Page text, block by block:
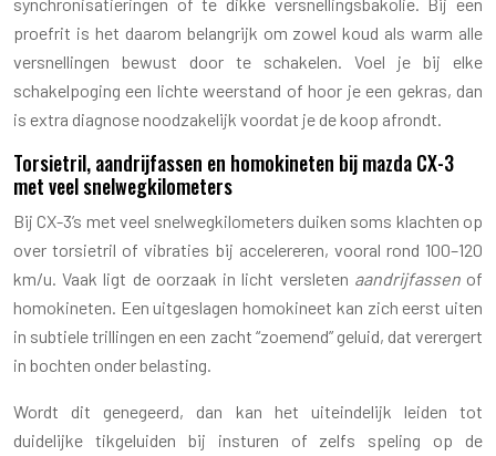
proefrit is het daarom belangrijk om zowel koud als warm alle
versnellingen bewust door te schakelen. Voel je bij elke
schakelpoging een lichte weerstand of hoor je een gekras, dan
is extra diagnose noodzakelijk voordat je de koop afrondt.
Torsietril, aandrijfassen en homokineten bij mazda CX-3
met veel snelwegkilometers
Bij CX-3’s met veel snelwegkilometers duiken soms klachten op
over torsietril of vibraties bij accelereren, vooral rond 100–120
km/u. Vaak ligt de oorzaak in licht versleten aandrijfassenof
homokineten. Een uitgeslagen homokineet kan zich eerst uiten
in subtiele trillingen en een zacht “zoemend” geluid, dat verergert
in bochten onder belasting.
Wordt dit genegeerd, dan kan het uiteindelijk leiden tot
duidelijke tikgeluiden bij insturen of zelfs speling op de